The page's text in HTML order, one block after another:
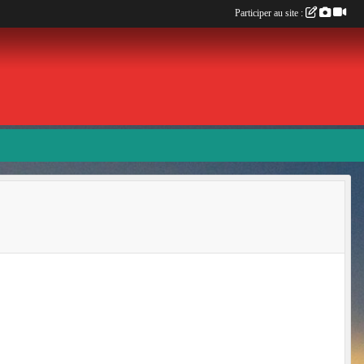
Participer au site :